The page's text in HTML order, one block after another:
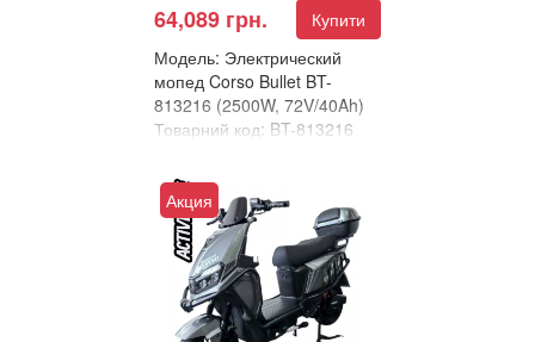
64,089 грн.
Купити
Модель: Электрический
мопед Corso Bullet BT-
813216 (2500W, 72V/40Ah)
Товарний код: BT-813216
Порівняти
⚡ ЕЛЕКТРИЧНИЙ
ВЕЛОСИПЕД CORSO
BULLET – 2500 Вт
ПОТУЖНОСТІ ТА
РЕКОРДНИЙ ЗАПАС ХОДУ!
Акция